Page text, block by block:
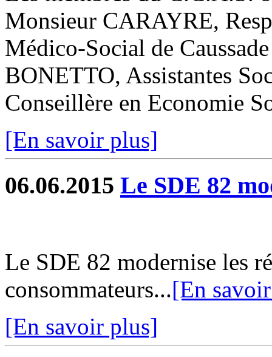
Monsieur CARAYRE,
Médico-Social de
BONETTO, Assistantes
Conseillère en Economie
[En savoir plus]
06.06.2015 Le SDE 82
Le SDE 82 modernise les
consommateurs...[En
[En savoir plus]